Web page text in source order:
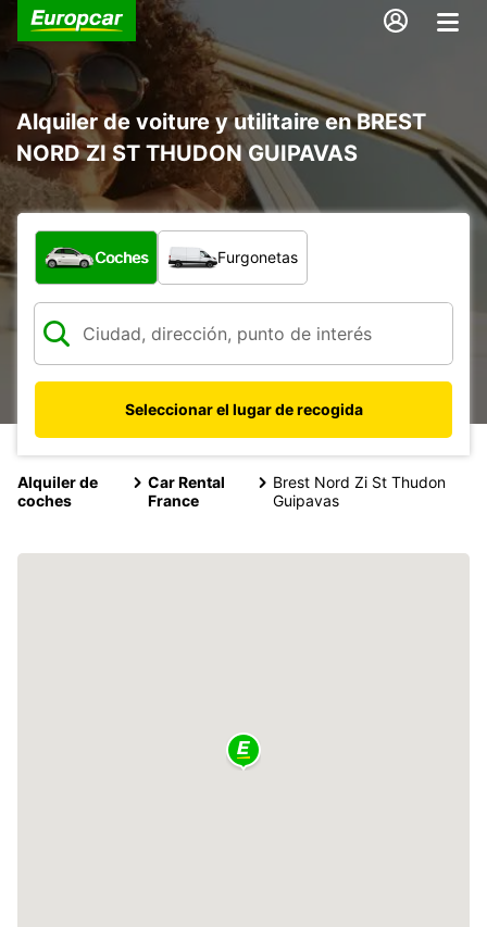
Alquiler de voiture y utilitaire en BREST
NORD ZI ST THUDON GUIPAVAS
¿Qué tipo de vehículo?
Coches Furgonetas
Seleccionar el lugar de recogida
Alquiler de
coches
Car Rental
France
Brest Nord Zi St Thudon
Guipavas